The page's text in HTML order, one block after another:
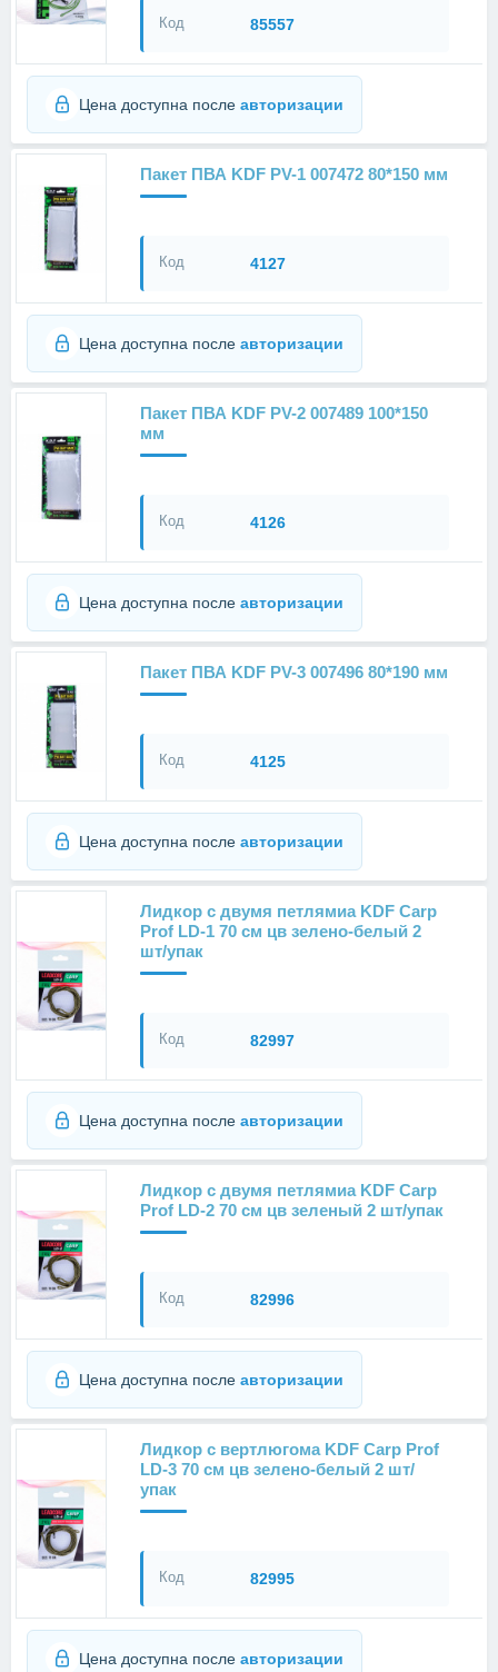
Код 85557
Цена доступна после авторизации
Пакет ПВА KDF PV-1 007472 80*150 мм
Код 4127
Цена доступна после авторизации
Пакет ПВА KDF PV-2 007489 100*150
мм
Код 4126
Цена доступна после авторизации
Пакет ПВА KDF PV-3 007496 80*190 мм
Код 4125
Цена доступна после авторизации
Лидкор с двумя петлямиа KDF Carp
Prof LD-1 70 см цв зелено-белый 2
шт/упак
Код 82997
Цена доступна после авторизации
Лидкор с двумя петлямиа KDF Carp
Prof LD-2 70 см цв зеленый 2 шт/упак
Код 82996
Цена доступна после авторизации
Лидкор с вертлюгома KDF Carp Prof
LD-3 70 см цв зелено-белый 2 шт/
упак
Код 82995
Цена доступна после авторизации